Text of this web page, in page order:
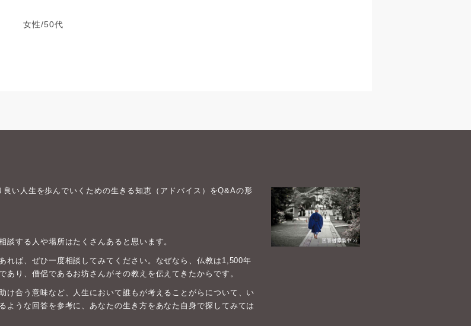
女性/50代
い人生を歩んでいくための生きる知恵（アドバイス）をQ&Aの形
する人や場所はたくさんあると思います。
れば、ぜひ一度相談してみてください。なぜなら、仏教は1,500年
り、僧侶であるお坊さんがその教えを伝えてきたからです。
け合う意味など、人生において誰もが考えることがらについて、い
ような回答を参考に、あなたの生き方をあなた自身で探してみては